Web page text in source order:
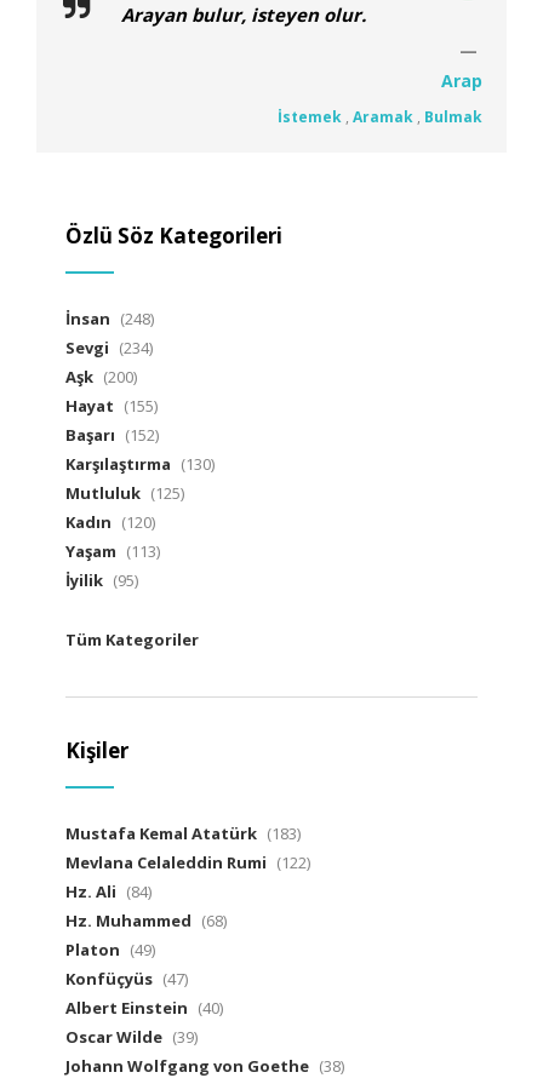
Arayan bulur, isteyen olur.
Arap
İstemek , Aramak , Bulmak
Özlü Söz Kategorileri
İnsan (248)
Sevgi (234)
Aşk (200)
Hayat (155)
Başarı (152)
Karşılaştırma (130)
Mutluluk (125)
Kadın (120)
Yaşam (113)
İyilik (95)
Tüm Kategoriler
Kişiler
Mustafa Kemal Atatürk (183)
Mevlana Celaleddin Rumi (122)
Hz. Ali (84)
Hz. Muhammed (68)
Platon (49)
Konfüçyüs (47)
Albert Einstein (40)
Oscar Wilde (39)
Johann Wolfgang von Goethe (38)